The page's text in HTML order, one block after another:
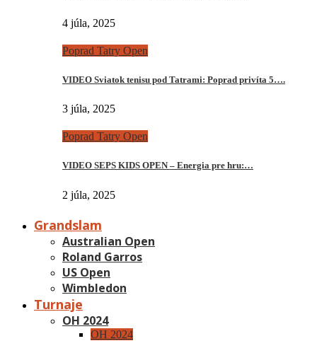
4 júla, 2025
Poprad Tatry Open
VIDEO Sviatok tenisu pod Tatrami: Poprad privíta 5….
3 júla, 2025
Poprad Tatry Open
VIDEO SEPS KIDS OPEN – Energia pre hru:…
2 júla, 2025
Grandslam
Australian Open
Roland Garros
US Open
Wimbledon
Turnaje
OH 2024
OH 2024